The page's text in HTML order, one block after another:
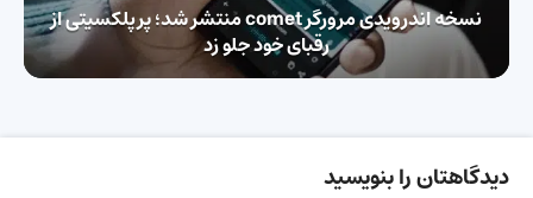
نسخه اندرویدی مرورگر comet منتشر شد؛ پرپلکسیتی از
رقبای خود جلو زد
دیدگاهتان را بنویسید